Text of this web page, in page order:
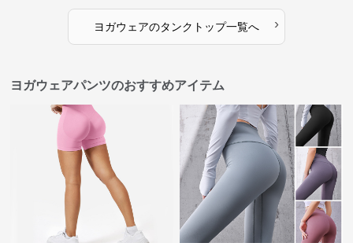
ヨガウェアのタンクトップ一覧へ ›
ヨガウェアパンツのおすすめアイテム